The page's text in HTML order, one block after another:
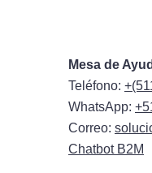
Mesa de
Teléfono:
WhatsApp:
Correo:
Chatbot B2M